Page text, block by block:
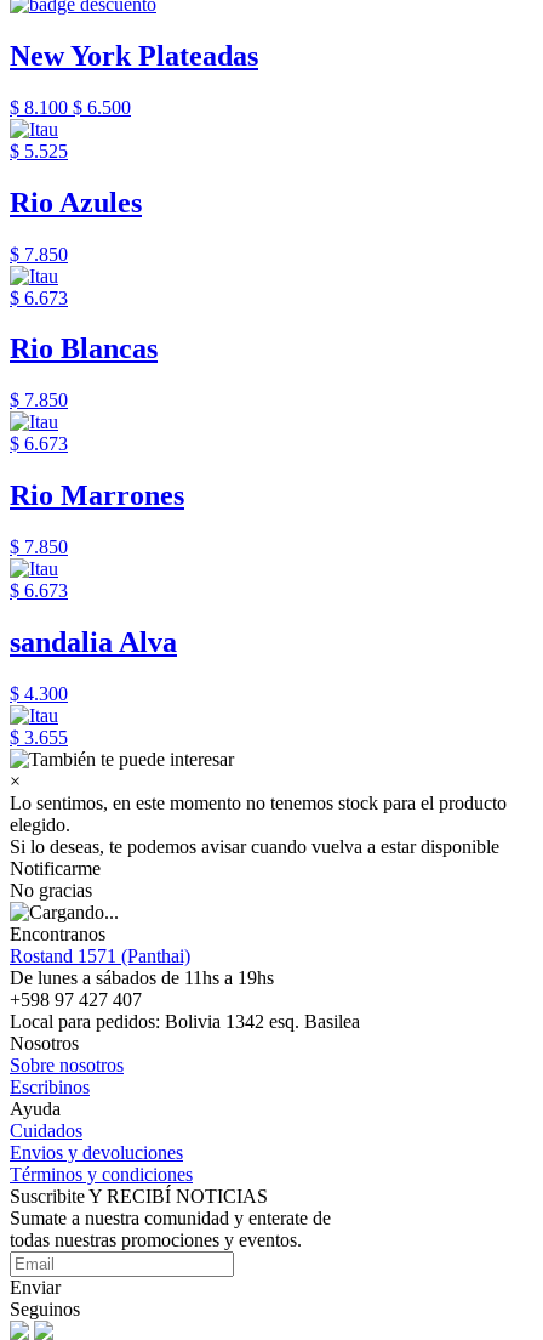
New York Plateadas
$ 8.100 $ 6.500
$ 5.525
Rio Azules
$ 7.850
$ 6.673
Rio Blancas
$ 7.850
$ 6.673
Rio Marrones
$ 7.850
$ 6.673
sandalia Alva
$ 4.300
$ 3.655
×
Lo sentimos, en este momento no tenemos stock para el producto
elegido.
Si lo deseas, te podemos avisar cuando vuelva a estar disponible
Notificarme
No gracias
Encontranos
Rostand 1571 (Panthai)
De lunes a sábados de 11hs a 19hs
+598 97 427 407
Local para pedidos: Bolivia 1342 esq. Basilea
Nosotros
Sobre nosotros
Escribinos
Ayuda
Cuidados
Envios y devoluciones
Términos y condiciones
Suscribite Y RECIBÍ NOTICIAS
Sumate a nuestra comunidad y enterate de
todas nuestras promociones y eventos.
Enviar
Seguinos